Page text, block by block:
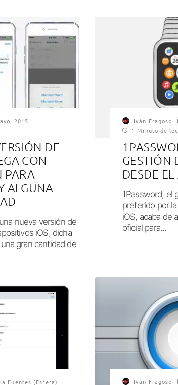
2015
DE
CON
PARA
ALGUNA
nueva versión de
iOS, dicha
gran cantidad de
Iván Fragoso
1 Minuto de
GESTIÓN
DESDE
1Password, el
preferido por
iOS, acaba de
oficial para...
Fuentes (Esfera)
Iván Fragoso